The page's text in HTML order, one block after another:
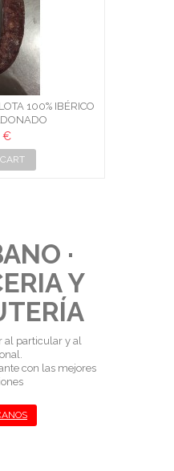
100% IBÉRICO
€
·
Y
particular y al
con las mejores